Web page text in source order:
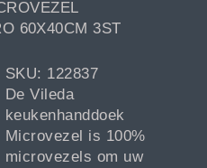
60X40CM 3ST
SKU: 122837
De Vileda
keukenhanddoek
Microvezel is 100%
microvezels om uw